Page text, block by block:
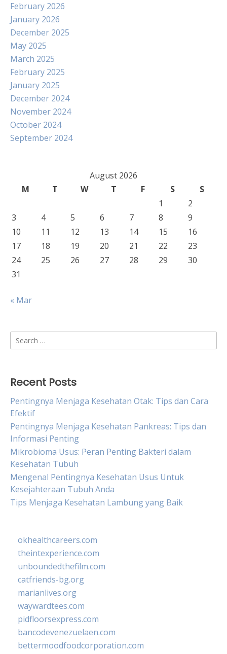
February 2026
January 2026
December 2025
May 2025
March 2025
February 2025
January 2025
December 2024
November 2024
October 2024
September 2024
August 2026
M
T W T F S
S
1
2
3
4 5 6 7 8
9
10
11 12 13 14 15
16
17
18 19 20 21 22
23
24
25 26 27 28 29
30
31
« Mar
Search
for:
Recent Posts
Pentingnya Menjaga Kesehatan Otak: Tips dan Cara
Efektif
Pentingnya Menjaga Kesehatan Pankreas: Tips dan
Informasi Penting
Mikrobioma Usus: Peran Penting Bakteri dalam
Kesehatan Tubuh
Mengenal Pentingnya Kesehatan Usus Untuk
Kesejahteraan Tubuh Anda
Tips Menjaga Kesehatan Lambung yang Baik
okhealthcareers.com
theintexperience.com
unboundedthefilm.com
catfriends-bg.org
marianlives.org
waywardtees.com
pidfloorsexpress.com
bancodevenezuelaen.com
bettermoodfoodcorporation.com